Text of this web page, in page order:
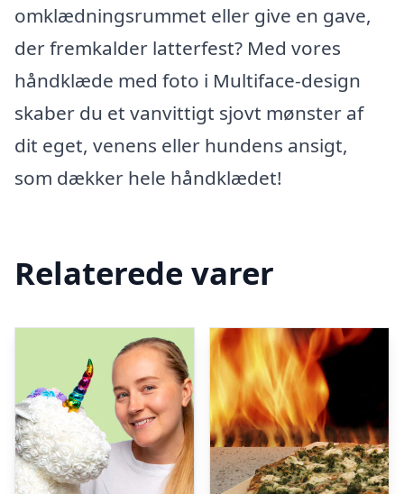
omklædningsrummet eller give en gave,
der fremkalder latterfest? Med vores
håndklæde med foto i Multiface-design
skaber du et vanvittigt sjovt mønster af
dit eget, venens eller hundens ansigt,
som dækker hele håndklædet!
Relaterede varer